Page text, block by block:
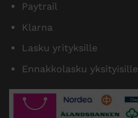
Paytrail
Klarna
Lasku yrityksille
Ennakkolasku yksityisille